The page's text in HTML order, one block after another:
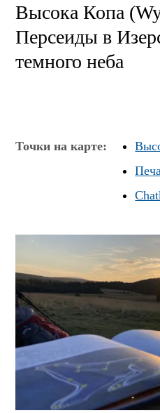
Высока Копа
Персеиды в
темного неба
Точки на карте: